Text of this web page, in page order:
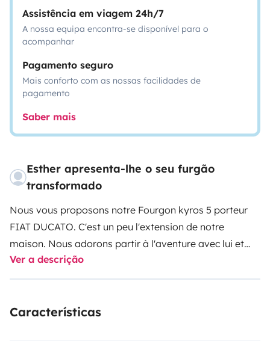
Assistência em viagem 24h/7
A nossa equipa encontra-se disponível para o
acompanhar
Pagamento seguro
Mais conforto com as nossas facilidades de
pagamento
Saber mais
Esther apresenta-lhe o seu furgão
transformado
Nous vous proposons notre Fourgon kyros 5 porteur
FIAT DUCATO. C'est un peu l'extension de notre
maison. Nous adorons partir à l'aventure avec lui et
notre 'tribu' 😊4 places assises et 4 couchages
modulables .Entièrement équipé, il est prêt à vous
Yescapa.Nous vous proposons notre fourgon
Ver a descrição
Características